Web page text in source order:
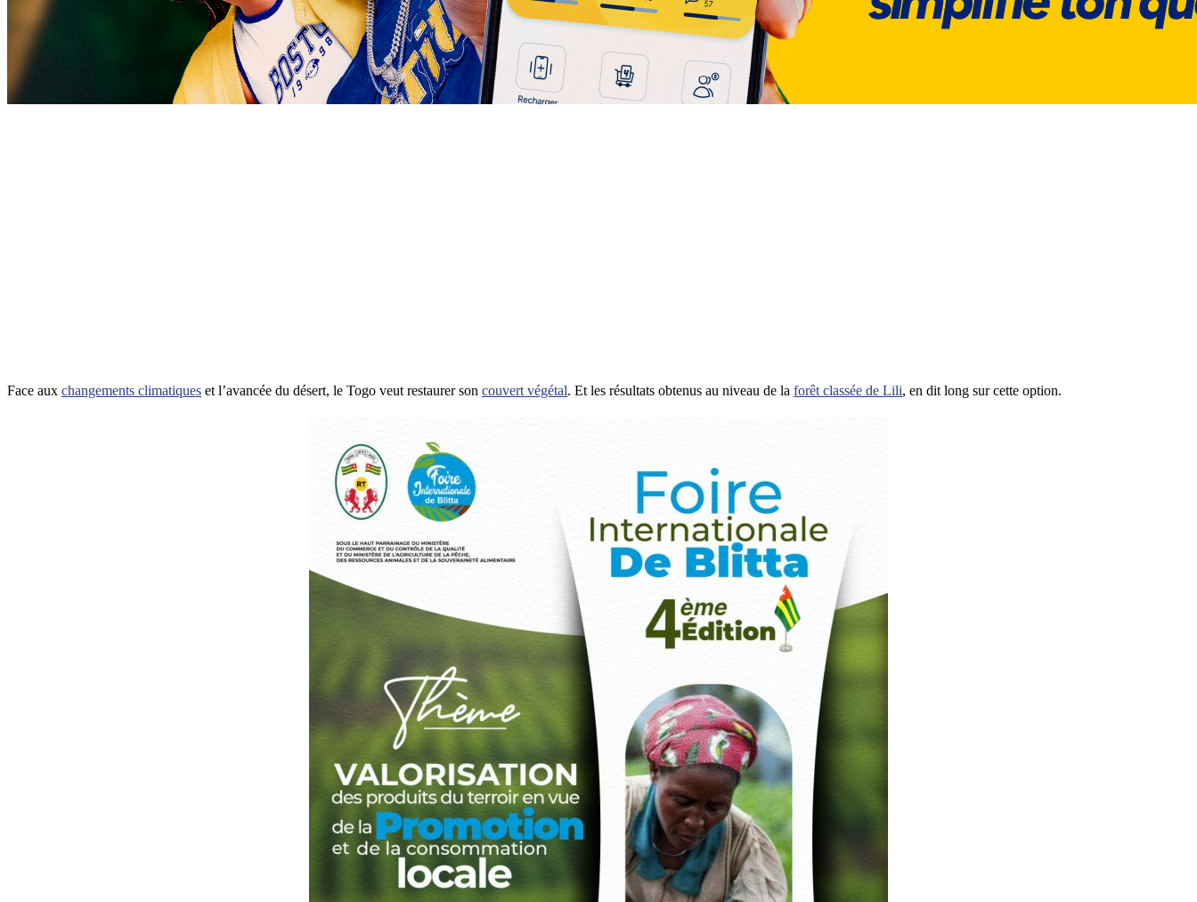
Face aux changements climatiques et l’avancée du désert, le Togo veut restaurer son couvert végétal. Et les résultats obtenus au niveau de la forêt classée de Lili, en dit long sur cette option.